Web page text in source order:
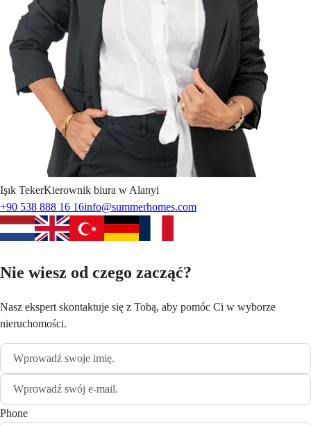
Işık TekerKierownik biura w Alanyi
+90 538 888 16 16info@summerhomes.com
Nie wiesz od czego zacząć?
Nasz ekspert skontaktuje się z Tobą, aby pomóc Ci w wyborze
nieruchomości.
Phone